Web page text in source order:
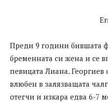
Преди 9 години бившата
бременната си жена и се
певицата Лиана.
влюбен в залязващата
отегчи и изкара едва 6-7